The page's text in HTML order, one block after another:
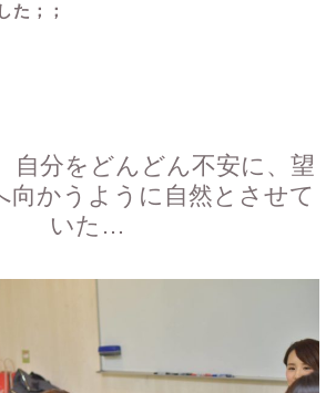
た；；
自分をどんどん不安に、望
向かうように自然とさせて
いた…